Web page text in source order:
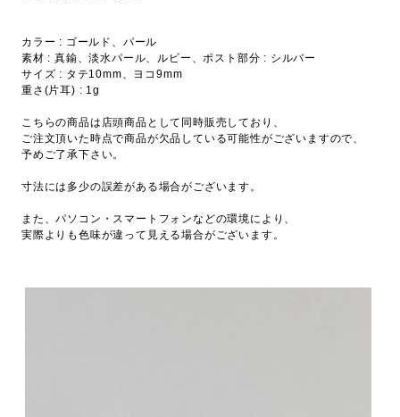
カラー : ゴールド、パール
素材 : 真鍮、淡水パール、ルビー、ポスト部分 : シルバー
サイズ : タテ10mm、ヨコ9mm
重さ(片耳) : 1g
こちらの商品は店頭商品として同時販売しており、
ご注文頂いた時点で商品が欠品している可能性がございますので、
予めご了承下さい。
寸法には多少の誤差がある場合がございます。
また、パソコン・スマートフォンなどの環境により、
実際よりも色味が違って見える場合がございます。